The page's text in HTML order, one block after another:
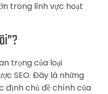
trong lĩnh vực hoạt
trọng của loại
SEO. Đây là những
định chủ đề chính của